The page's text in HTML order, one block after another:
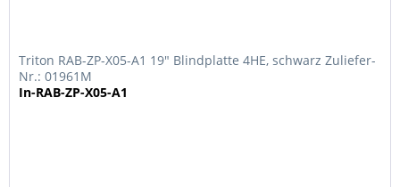
Triton RAB-ZP-X05-A1 19" Blindplatte 4HE, schwarz Zuliefer-
Nr.: 01961M
In-RAB-ZP-X05-A1